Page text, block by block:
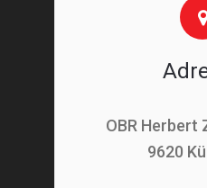
OBR Herbert
9620